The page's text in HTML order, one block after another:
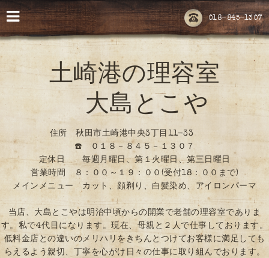
018-845-1307
土崎港の理容室
大島とこや
住所 秋田市土崎港中央3丁目11-33
☎️ ０１８－８４５－１３０７
定休日 毎週月曜日、第１火曜日、第三日曜日
営業時間 ８：００～１９：００(受付18：００まで)
メインメニュー カット、顔剃り、白髪染め、アイロンパーマ
当店、大島とこやは明治中頃からの開業で老舗の理容室でありま
す。私で4代目になります。現在、母親と２人で仕事しております。
低料金店との違いのメリハリをきちんとつけてお客様に満足しても
らえるよう親切、丁寧を心がけ日々の仕事に取り組んでおります。